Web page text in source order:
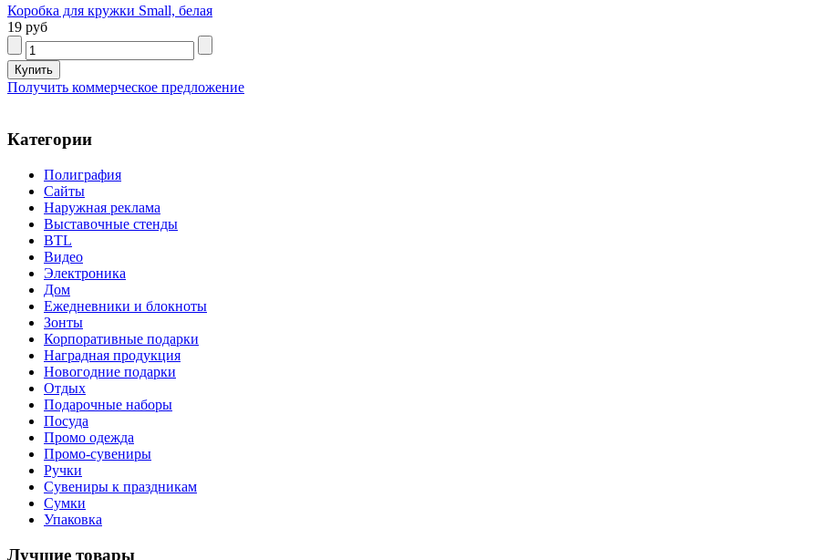
Коробка для кружки Small, белая
19 руб
Получить коммерческое предложение
Категории
Полиграфия
Сайты
Наружная реклама
Выставочные стенды
BTL
Видео
Электроника
Дом
Ежедневники и блокноты
Зонты
Корпоративные подарки
Наградная продукция
Новогодние подарки
Отдых
Подарочные наборы
Посуда
Промо одежда
Промо-сувениры
Ручки
Сувениры к праздникам
Сумки
Упаковка
Лучшие товары